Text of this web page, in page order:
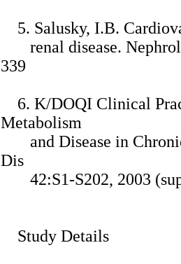
5. Salusky, I.B.
renal disease. Nephrol
339
6. K/DOQI Clinical
Metabolism
and Disease in
Dis
42:S1-S202, 2003
Study Details